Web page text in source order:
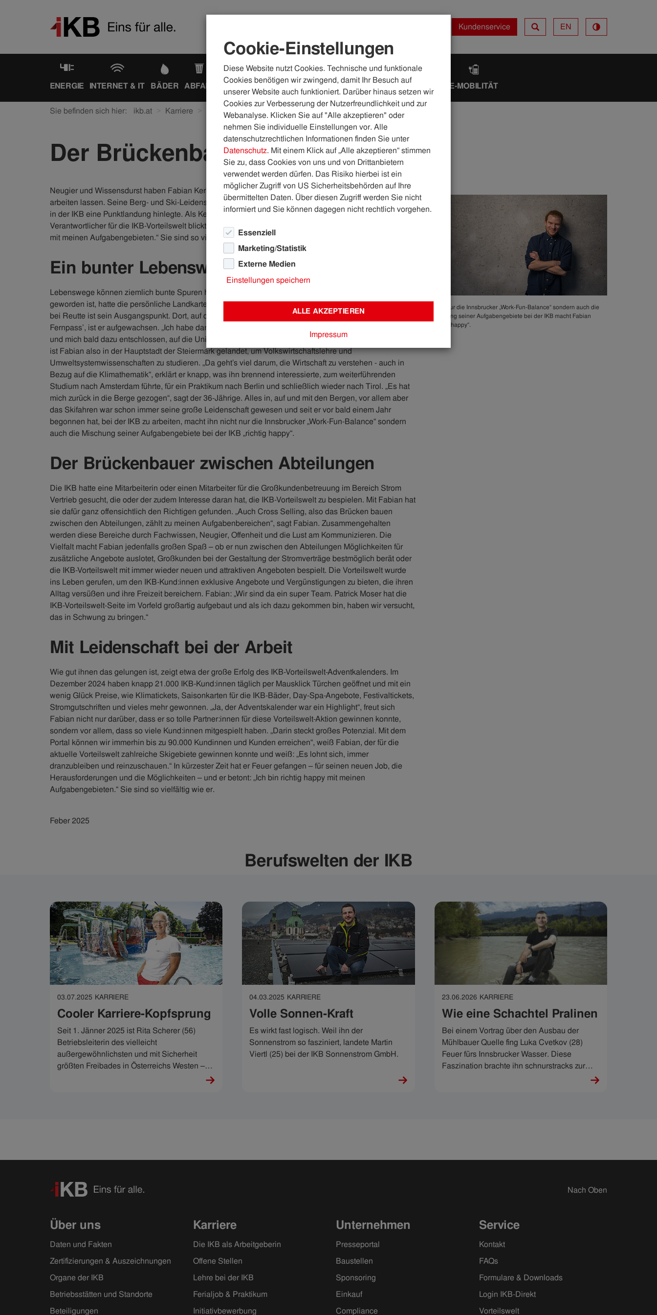
Kundenservice EN
ENERGIE INTERNET & IT BÄDER ABFALL WASSER & ABWASSER KÄLTE & WÄRME PHOTOVOLTAIK E-MOBILITÄT
Sie befinden sich hier: ikb.at Karriere Einblicke Der Brückenbauer
Der Brückenbauer
Neugier und Wissensdurst haben Fabian Kerber (36) schon in zahlreichen Städten leben, studieren und
arbeiten lassen. Seine Berg- und Ski-Leidenschaft zogen ihn jedoch wie magisch zurück nach Tirol, wo er
in der IKB eine Punktlandung hinlegte. Als Key-Account-Manager im Bereich Strom Vertrieb und
Verantwortlicher für die IKB-Vorteilswelt blickt er gerne über Tellerränder – und sagt: „Ich bin richtig happy
mit meinen Aufgabengebieten.“ Sie sind so vielfältig wie er.
Ein bunter Lebensweg
Lebenswege können ziemlich bunte Spuren hinterlassen. Bis die IKB im März 2024 zu seinem Fixpunkt
geworden ist, hatte die persönliche Landkarte von Fabian Kerber da schon einiges zu bieten. Breitenwang
bei Reutte ist sein Ausgangspunkt. Dort, auf der von Innsbruck aus betrachtet „anderen“ Seite des
Fernpass’, ist er aufgewachsen. „Ich habe dann die HTL in Jenbach besucht, in Breitenwang gearbeitet
und mich bald dazu entschlossen, auf die Uni Graz zu gehen“, erzählt er. Über den zweiten Bildungsweg
ist Fabian also in der Hauptstadt der Steiermark gelandet, um Volkswirtschaftslehre und
Umweltsystemwissenschaften zu studieren. „Da geht’s viel darum, die Wirtschaft zu verstehen - auch in
Bezug auf die Klimathematik“, erklärt er knapp, was ihn brennend interessierte, zum weiterführenden
Studium nach Amsterdam führte, für ein Praktikum nach Berlin und schließlich wieder nach Tirol. „Es hat
mich zurück in die Berge gezogen“, sagt der 36-Jährige. Alles in, auf und mit den Bergen, vor allem aber
das Skifahren war schon immer seine große Leidenschaft gewesen und seit er vor bald einem Jahr
begonnen hat, bei der IKB zu arbeiten, macht ihn nicht nur die Innsbrucker „Work-Fun-Balance“ sondern
auch die Mischung seiner Aufgabengebiete bei der IKB „richtig happy“.
Der Brückenbauer zwischen Abteilungen
Die IKB hatte eine Mitarbeiterin oder einen Mitarbeiter für die Großkundenbetreuung im Bereich Strom
Vertrieb gesucht, die oder der zudem Interesse daran hat, die IKB-Vorteilswelt zu bespielen. Mit Fabian hat
sie dafür ganz offensichtlich den Richtigen gefunden. „Auch Cross Selling, also das Brücken bauen
zwischen den Abteilungen, zählt zu meinen Aufgabenbereichen“, sagt Fabian. Zusammengehalten
werden diese Bereiche durch Fachwissen, Neugier, Offenheit und die Lust am Kommunizieren. Die
Vielfalt macht Fabian jedenfalls großen Spaß – ob er nun zwischen den Abteilungen Möglichkeiten für
zusätzliche Angebote auslotet, Großkunden bei der Gestaltung der Stromverträge bestmöglich berät oder
die IKB-Vorteilswelt mit immer wieder neuen und attraktiven Angeboten bespielt. Die Vorteilswelt wurde
ins Leben gerufen, um den IKB-Kund:innen exklusive Angebote und Vergünstigungen zu bieten, die ihren
Alltag versüßen und ihre Freizeit bereichern. Fabian: „Wir sind da ein super Team. Patrick Moser hat die
IKB-Vorteilswelt-Seite im Vorfeld großartig aufgebaut und als ich dazu gekommen bin, haben wir versucht,
das in Schwung zu bringen.“
Mit Leidenschaft bei der Arbeit
Wie gut ihnen das gelungen ist, zeigt etwa der große Erfolg des IKB-Vorteilswelt-Adventkalenders. Im
Dezember 2024 haben knapp 21.000 IKB-Kund:innen täglich per Mausklick Türchen geöffnet und mit ein
wenig Glück Preise, wie Klimatickets, Saisonkarten für die IKB-Bäder, Day-Spa-Angebote, Festivaltickets,
Stromgutschriften und vieles mehr gewonnen. „Ja, der Adventskalender war ein Highlight“, freut sich
Fabian nicht nur darüber, dass er so tolle Partner:innen für diese Vorteilswelt-Aktion gewinnen konnte,
sondern vor allem, dass so viele Kund:innen mitgespielt haben. „Darin steckt großes Potenzial. Mit dem
Portal können wir immerhin bis zu 90.000 Kundinnen und Kunden erreichen“, weiß Fabian, der für die
aktuelle Vorteilswelt zahlreiche Skigebiete gewinnen konnte und weiß: „Es lohnt sich, immer
dranzubleiben und reinzuschauen.“ In kürzester Zeit hat er Feuer gefangen – für seinen neuen Job, die
Herausforderungen und die Möglichkeiten – und er betont: „Ich bin richtig happy mit meinen
Aufgabengebieten.“ Sie sind so vielfältig wie er.
Nicht nur die Innsbrucker „Work-Fun-Balance“ sondern auch die
Mischung seiner Aufgabengebiete bei der IKB macht Fabian
„richtig happy“.
Feber 2025
Berufswelten der IKB
03.07.2025 KARRIERE
Cooler Karriere-Kopfsprung
Seit 1. Jänner 2025 ist Rita Scherer (56)
Betriebsleiterin des vielleicht
außergewöhnlichsten und mit Sicherheit
größten Freibades in Österreichs Westen –
worden.“ Und sie hat sie genutzt.
04.03.2025 KARRIERE
Volle Sonnen-Kraft
Es wirkt fast logisch. Weil ihn der
Sonnenstrom so fasziniert, landete Martin
Viertl (25) bei der IKB Sonnenstrom GmbH.
23.06.2026 KARRIERE
Wie eine Schachtel Pralinen
Bei einem Vortrag über den Ausbau der
Mühlbauer Quelle fing Luka Cvetkov (28)
Feuer fürs Innsbrucker Wasser. Diese
Faszination brachte ihn schnurstracks zur
IKB, wo der junge Techniker seit zweieinhalb
Nach Oben
Über uns
Daten und Fakten
Zertifizierungen & Auszeichnungen
Organe der IKB
Betriebsstätten und Standorte
Beteiligungen
Karriere
Die IKB als Arbeitgeberin
Offene Stellen
Lehre bei der IKB
Ferialjob & Praktikum
Initiativbewerbung
Unternehmen
Presseportal
Baustellen
Sponsoring
Einkauf
Compliance
Service
Kontakt
FAQs
Formulare & Downloads
Login IKB-Direkt
Vorteilswelt
Cookie-Einstellungen
Diese Website nutzt Cookies. Technische und funktionale
Cookies benötigen wir zwingend, damit Ihr Besuch auf
unserer Website auch funktioniert. Darüber hinaus setzen wir
Cookies zur Verbesserung der Nutzerfreundlichkeit und zur
Webanalyse. Klicken Sie auf "Alle akzeptieren" oder
nehmen Sie individuelle Einstellungen vor. Alle
datenschutzrechtlichen Informationen finden Sie unter
Datenschutz. Mit einem Klick auf „Alle akzeptieren“ stimmen
Sie zu, dass Cookies von uns und von Drittanbietern
verwendet werden dürfen. Das Risiko hierbei ist ein
möglicher Zugriff von US Sicherheitsbehörden auf Ihre
übermittelten Daten. Über diesen Zugriff werden Sie nicht
informiert und Sie können dagegen nicht rechtlich vorgehen.
Essenziell
Marketing/Statistik
Externe Medien
Einstellungen speichern
ALLE AKZEPTIEREN
Impressum